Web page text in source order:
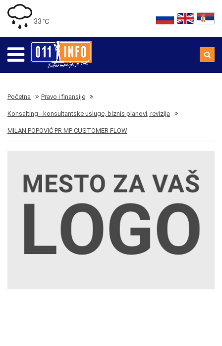
33 ℃
Početna Pravo i finansije
Konsalting - konsultantske usluge, biznis planovi, revizija
MILAN POPOVIĆ PR MP CUSTOMER FLOW